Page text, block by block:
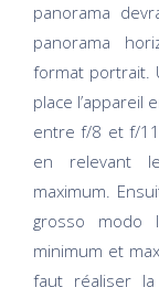
panorama
panorama
format portrait.
place
entre f/8 et f/
en relevant
maximum.
grosso modo
minimum et
faut réaliser